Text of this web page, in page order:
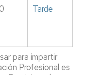
Tarde
para impartir
Profesional es